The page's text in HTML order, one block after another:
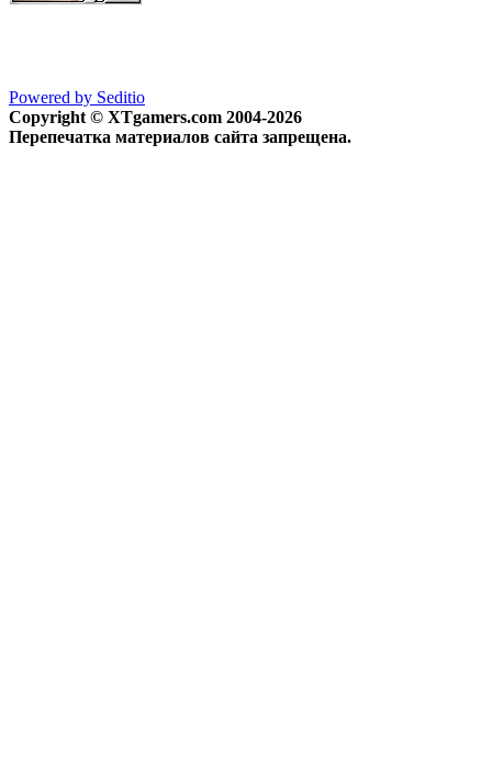
Powered by Seditio
Copyright © XTgamers.com 2004-2026
Перепечатка материалов сайта запрещена.